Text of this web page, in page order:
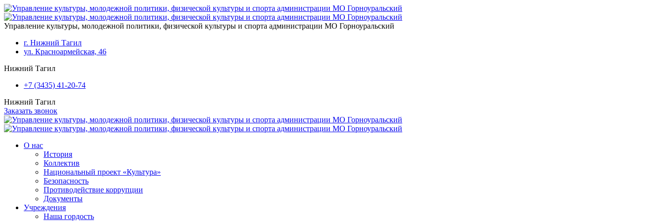
Перейти к основному содержанию
Управление культуры, молодежной политики, физической культуры и спорта администрации МО Горноуральский
г. Нижний Тагил
ул. Красноармейская, 46
Нижний Тагил
+7 (3435) 41-20-74
Нижний Тагил
Заказать звонок
О нас
История
Коллектив
Национальный проект «Культура»
Безопасность
Противодействие коррупции
Документы
Учреждения
Наша гордость